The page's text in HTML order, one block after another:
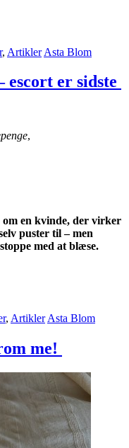
, Artikler Asta Blom
escort er sidste
,
en kvinde, der virker
puster til – men
med at blæse.
, Artikler Asta Blom
me!